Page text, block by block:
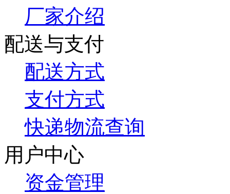
厂家介绍
配送与支付
配送方式
支付方式
快递物流查询
用户中心
资金管理